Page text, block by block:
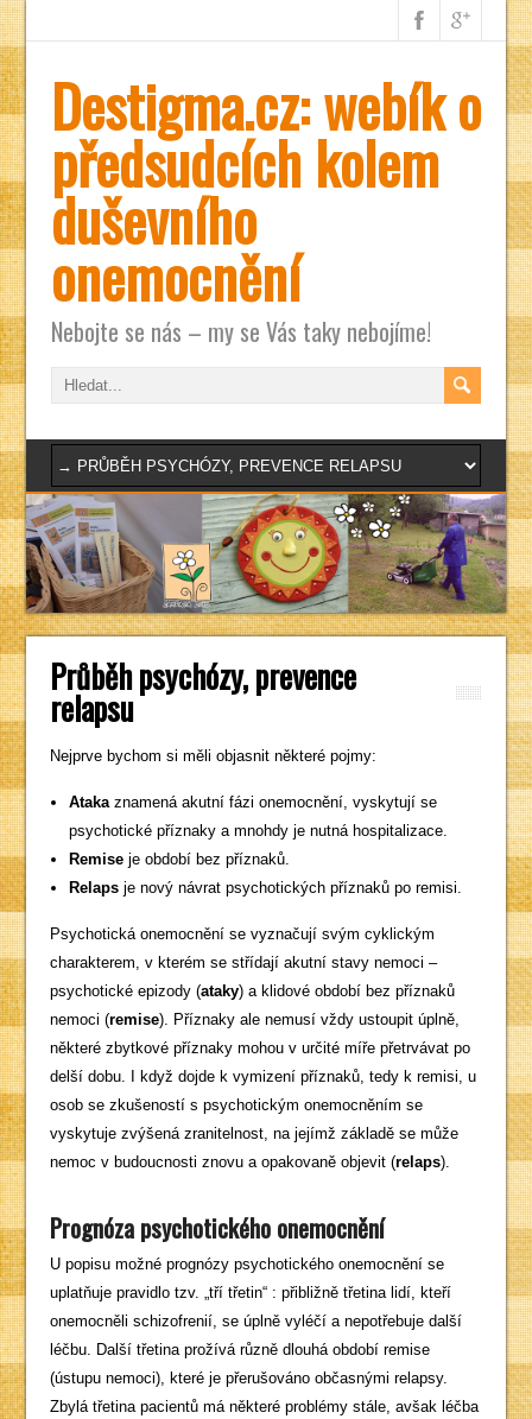
Destigma.cz: webík o
předsudcích kolem
duševního
onemocnění
Nebojte se nás – my se Vás taky nebojíme!
Průběh psychózy, prevence
relapsu
Nejprve bychom si měli objasnit některé pojmy:
Ataka znamená akutní fázi onemocnění, vyskytují se
psychotické příznaky a mnohdy je nutná hospitalizace.
Remise je období bez příznaků.
Relaps je nový návrat psychotických příznaků po remisi.
Psychotická onemocnění se vyznačují svým cyklickým
charakterem, v kterém se střídají akutní stavy nemoci –
psychotické epizody (ataky) a klidové období bez příznaků
nemoci (remise). Příznaky ale nemusí vždy ustoupit úplně,
některé zbytkové příznaky mohou v určité míře přetrvávat po
delší dobu. I když dojde k vymizení příznaků, tedy k remisi, u
osob se zkušeností s psychotickým onemocněním se
vyskytuje zvýšená zranitelnost, na jejímž základě se může
nemoc v budoucnosti znovu a opakovaně objevit (relaps).
Prognóza psychotického onemocnění
U popisu možné prognózy psychotického onemocnění se
uplatňuje pravidlo tzv. „tří třetin“ : přibližně třetina lidí, kteří
onemocněli schizofrenií, se úplně vyléčí a nepotřebuje další
léčbu. Další třetina prožívá různě dlouhá období remise
(ústupu nemoci), které je přerušováno občasnými relapsy.
Zbylá třetina pacientů má některé problémy stále, avšak léčba